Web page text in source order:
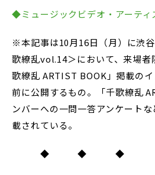
◆ミュージックビデオ・アーティ
※本記事は10月16日（月）に渋
歌繚乱vol.14＞において、来場者
歌繚乱 ARTIST BOOK」掲載の
前に公開するもの。「千歌繚乱
ンバーへの一問一答アンケート
載されている。
◆ ◆ ◆